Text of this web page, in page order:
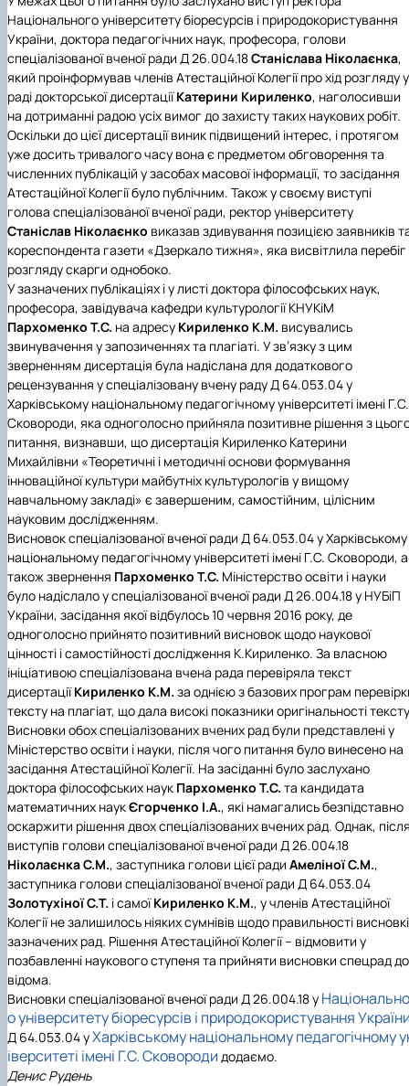
Іноземні мови
Працевлаштування
Їдальні та буфети
Студентські квитки
Центр вивчення мов
Психологічна підтримка
Інклюзивне середовище
Рада молодих вчених
Наукові школи
Стартап школа НУБіП України
Методичні рекомендації, пам'ятки
Форми документів
Патентно-ліцензійна діяльність
ЦКНО «Агропромисловий комплекс, лісове і
садово-паркове господарство, ветеринарна
медицина»
Обладнання НУБіП України
Біоетична комісія
Наукові видання
Досліднику та автору
Звіт про проведення НТЗ
Наукові журнали НУБіП України
Наукові журнали НУБіП України (English)
Пам'ятка про проведення науково-
заходів
Порядок планування та організації
проведення НТЗ
Результати науково-технічних заходів
Монографії
Наука для бізнесу
Каталог наукових послуг
«SEB-2024»
«SEB-2025»
Наглядова рада
Рада роботодавців
Благодійний фонд «Голосіївська ініціатива
2020»
Історія університету
Видатні випускники та працівники
Звіт ректора
Пам'яті захисників України
Почесні доктори і професори НУБіП України
Пресслужба
Університетський кур'єр
Програма розвитку університету
ініціатива – 2025»
Доступ до публічної інформації
Державні закупівлі
Офіційна символіка
Антикорупційні заходи
Уповноважена особа з питань запобігання
виявлення корупції
Положення про антикорупційного
уповноваженого НУБіП України
Національні нормативно-правові акти
Нормативно-правові акти НУБіП України
Інформаційні ресурси НАЗК
Методичні роз’яснення НАЗК
Антикорупційні заходи
Гендерна радниця
Контактна інформація
Національного університету біоресурсів і природокористування
України, доктора педагогічних наук, професора, голови
спеціалізованої вченої ради Д 26.004.18Станіслава Ніколаєнка,
який проінформував членів Атестаційної Колегії про хід розгляду у
раді докторської дисертаціїКатерини Кириленко, наголосивши
на дотриманні радою усіх вимог до захисту таких наукових робіт.
Оскільки до цієї дисертації виник підвищений інтерес, і протягом
уже досить тривалого часу вона є предметом обговорення та
численних публікацій у засобах масової інформації, то засідання
Атестаційної Колегії було публічним. Також у своєму виступі
голова спеціалізованої вченої ради, ректор університету
Станіслав Ніколаєнко виказав здивування позицією заявників
кореспондента газети «Дзеркало тижня», яка висвітлила перебіг
розгляду скарги однобоко.
У зазначених публікаціях і у листі доктора філософських наук,
професора, завідувача кафедри культурології КНУКіМ
Пархоменко Т.С. на адресу Кириленко К.М. висувались
звинувачення у запозиченнях та плагіаті. У зв’язку з цим
зверненням дисертація була надіслана для додаткового
рецензування у спеціалізовану вчену раду Д 64.053.04 у
Харківському національному педагогічному університеті імені Г.С.
Сковороди, яка одноголосно прийняла позитивне рішення з
питання, визнавши, що дисертація Кириленко Катерини
Михайлівни «Теоретичні і методичні основи формування
інноваційної культури майбутніх культурологів у вищому
навчальному закладі» є завершеним, самостійним, цілісним
науковим дослідженням.
Висновок спеціалізованої вченої ради Д 64.053.04 у Харківському
національному педагогічному університеті імені Г.С. Сковороди, а
також звернення Пархоменко Т.С. Міністерство освіти і науки
було надіслало у спеціалізованої вченої ради Д 26.004.18 у НУБіП
України, засідання якої відбулось 10 червня 2016 року, де
одноголосно прийнято позитивний висновок щодо наукової
цінності і самостійності дослідження К.Кириленко. За власною
ініціативою спеціалізована вчена рада перевіряла текст
дисертаціїКириленко К.М. за однією з базових програм
тексту на плагіат, що дала високі показники оригінальності
Висновки обох спеціалізованих вчених рад були представлені у
Міністерство освіти і науки, після чого питання було винесено на
засідання Атестаційної Колегії. На засіданні було заслухано
доктора філософських наук Пархоменко Т.С. та кандидата
математичних наукЄгорченко І.А., які намагались безпідставно
оскаржити рішення двох спеціалізованих вчених рад. Однак,
виступів голови спеціалізованої вченої ради Д 26.004.18
Ніколаєнка С.М., заступника голови цієї ради Амеліної С.М.,
заступника голови спеціалізованої вченої ради Д 64.053.04
Золотухіної С.Т. і самоїКириленко К.М., у членів Атестаційної
Колегії не залишилось ніяких сумнівів щодо правильності
зазначених рад. Рішення Атестаційної Колегії – відмовити у
позбавленні наукового ступеня та прийняти висновки спецрад до
відома.
Висновки спеціалізованої вченої ради Д 26.004.18 у
о університету біоресурсів і природокористування
Д 64.053.04 уХарківському національному педагогічному
іверситеті імені Г.С. Сковороди додаємо.
Дeнис Рyдeнь